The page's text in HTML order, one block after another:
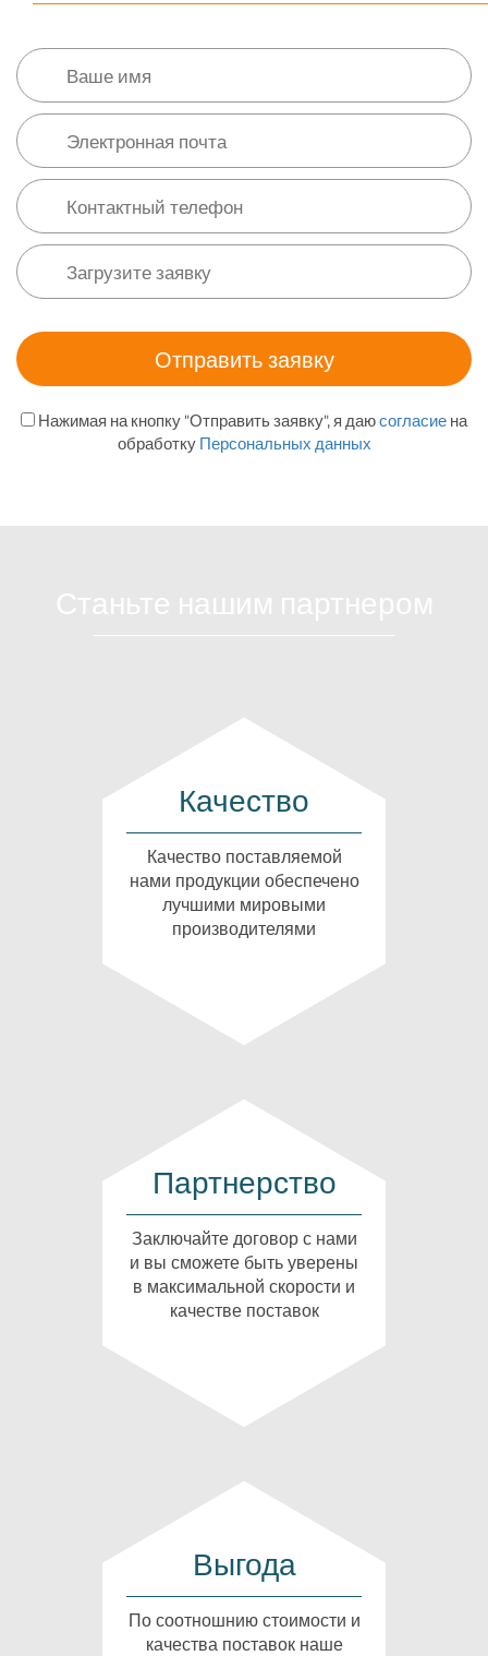
Нажимая на кнопку "Отправить заявку", я даюсогласие на
обработку Персональных данных
Качество
Качество поставляемой
нами продукции обеспечено
лучшими мировыми
производителями
Партнерство
Заключайте договор с нами
и вы сможете быть уверены
в максимальной скорости и
качестве поставок
Выгода
По соотношнию стоимости и
качества поставок наше